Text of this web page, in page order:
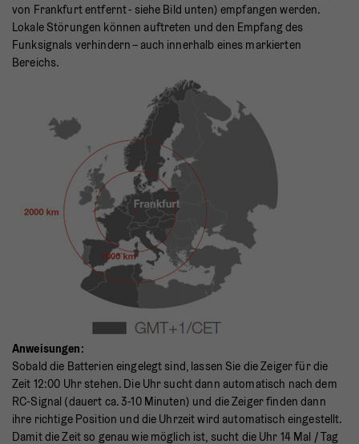
von Frankfurt entfernt - siehe Bild unten) empfangen werden.
Lokale Störungen können auftreten und den Empfang des
Funksignals verhindern – auch innerhalb eines markierten
Bereichs.
Anweisungen:
Sobald die Batterien eingelegt sind, lassen Sie die Zeiger für die
Zeit 12:00 Uhr stehen. Die Uhr sucht dann automatisch nach dem
RC-Signal (dauert ca. 3-10 Minuten) und die Zeiger finden dann
ihre richtige Position und die Uhrzeit wird automatisch eingestellt.
Damit die Zeit so genau wie möglich ist, sucht die Uhr 14 Mal / Tag